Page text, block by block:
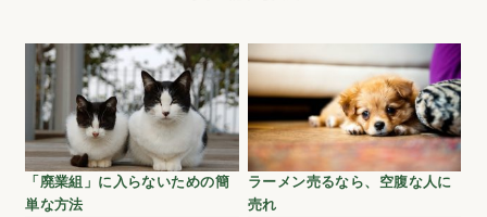
「廃業組」に入らないための簡
単な方法
ラーメン売るなら、空腹な人に
売れ